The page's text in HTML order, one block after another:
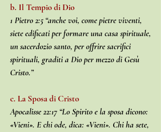
b. Il Tempio di Dio
1 Pietro 2:5 “anche voi, come pietre viventi,
siete edificati per formare una casa spirituale,
un sacerdozio santo, per offrire sacrifici
spirituali, graditi a Dio per mezzo di Gesù
Cristo.”
c. La Sposa di Cristo
Apocalisse 22:17 “Lo Spirito e la sposa dicono:
«Vieni». E chi ode, dica: «Vieni». Chi ha sete,